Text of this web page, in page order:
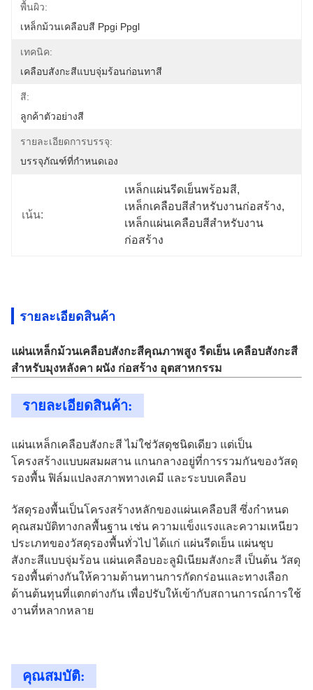
พื้นผิว:
เหล็กม้วนเคลือบสี Ppgi Ppgl
เทคนิค:
เคลือบสังกะสีแบบจุ่มร้อนก่อนทาสี
สี:
ลูกค้าตัวอย่างสี
รายละเอียดการบรรจุ:
บรรจุภัณฑ์ที่กำหนดเอง
เน้น:
เหล็กแผ่นรีดเย็นพร้อมสี,
เหล็กเคลือบสีสำหรับงานก่อสร้าง,
เหล็กแผ่นเคลือบสีสำหรับงาน
ก่อสร้าง
รายละเอียดสินค้า
แผ่นเหล็กม้วนเคลือบสังกะสีคุณภาพสูง รีดเย็น เคลือบสังกะสี
สำหรับมุงหลังคา ผนัง ก่อสร้าง อุตสาหกรรม
รายละเอียดสินค้า:
แผ่นเหล็กเคลือบสังกะสี ไม่ใช่วัสดุชนิดเดียว แต่เป็น
โครงสร้างแบบผสมผสาน แกนกลางอยู่ที่การรวมกันของวัสดุ
รองพื้น ฟิล์มแปลงสภาพทางเคมี และระบบเคลือบ
วัสดุรองพื้นเป็นโครงสร้างหลักของแผ่นเคลือบสี ซึ่งกำหนด
คุณสมบัติทางกลพื้นฐาน เช่น ความแข็งแรงและความเหนียว
ประเภทของวัสดุรองพื้นทั่วไป ได้แก่ แผ่นรีดเย็น แผ่นชุบ
สังกะสีแบบจุ่มร้อน แผ่นเคลือบอะลูมิเนียมสังกะสี เป็นต้น วัสดุ
รองพื้นต่างกันให้ความต้านทานการกัดกร่อนและทางเลือก
ด้านต้นทุนที่แตกต่างกัน เพื่อปรับให้เข้ากับสถานการณ์การใช้
งานที่หลากหลาย
คุณสมบัติ: